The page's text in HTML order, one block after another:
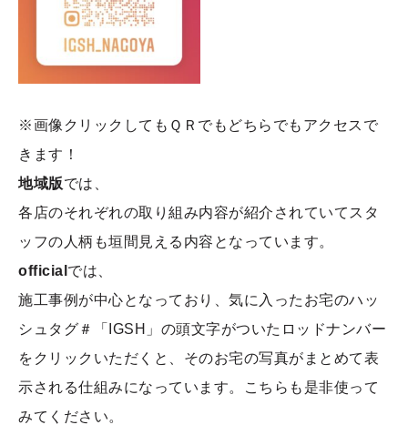
※画像クリックしてもＱＲでもどちらでもアクセスで
きます！
地域版では、
各店のそれぞれの取り組み内容が紹介されていてスタ
ッフの人柄も垣間見える内容となっています。
official では、
施工事例が中心となっており、気に入ったお宅のハッ
シュタグ＃「IGSH」の頭文字がついたロッドナンバー
をクリックいただくと、そのお宅の写真がまとめて表
示される仕組みになっています。こちらも是非使って
みてください。